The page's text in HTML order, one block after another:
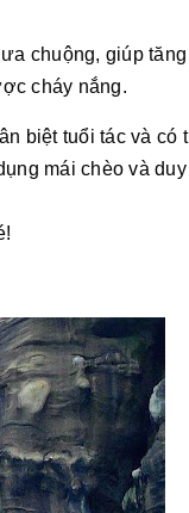
chuộng, giúp
cháy nắng.
biệt tuổi tác và có
mái chèo và